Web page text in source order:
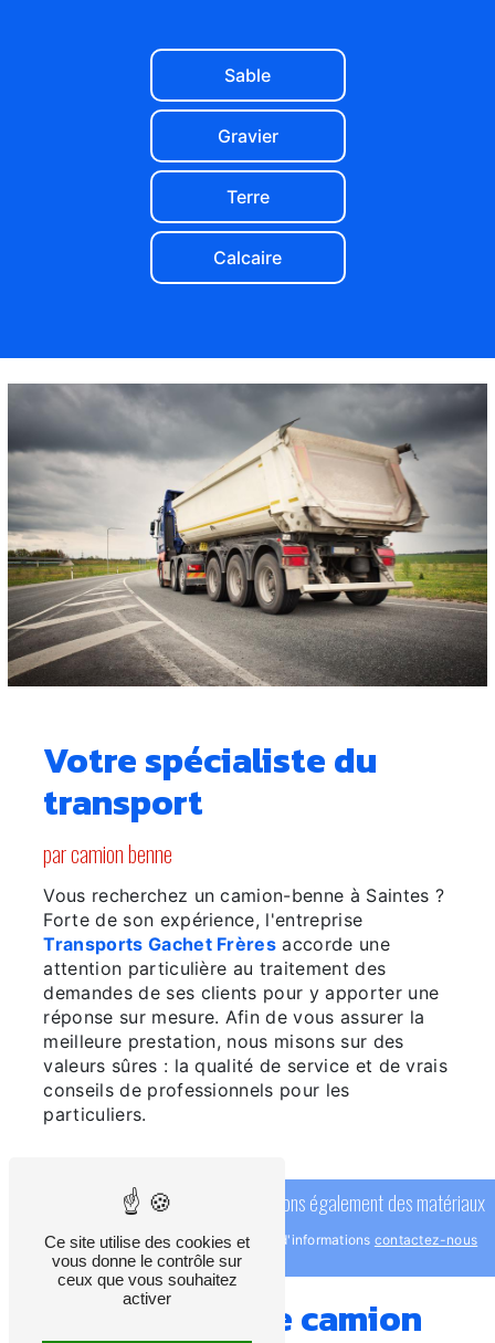
Nous vendons également des matériaux
pour plus d'informations contactez-nous
Sable
Gravier
Terre
Calcaire
Votre spécialiste du
transport
par camion benne
Vous recherchez un camion-benne à Saintes ?
Forte de son expérience, l'entreprise
Transports Gachet Frères accorde une
attention particulière au traitement des
demandes de ses clients pour y apporter une
réponse sur mesure. Afin de vous assurer la
meilleure prestation, nous misons sur des
valeurs sûres : la qualité de service et de vrais
conseils de professionnels pour les
particuliers.
Notre flotte de camion
Ce site utilise des cookies et
vous donne le contrôle sur
ceux que vous souhaitez
activer